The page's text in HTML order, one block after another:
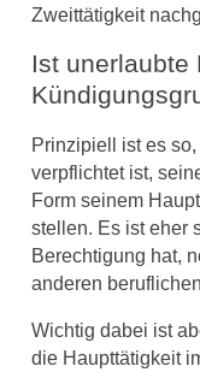
Zweittätigkeit
Ist unerlaubte
Prinzipiell ist es
verpflichtet ist,
Form seinem
stellen. Es ist eher
Berechtigung hat,
anderen
Wichtig dabei ist
die Haupttätigkeit